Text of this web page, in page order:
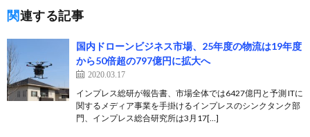
関連する記事
国内ドローンビジネス市場、25年度の物流は19年度
から50倍超の797億円に拡大へ
2020.03.17
インプレス総研が報告書、市場全体では6427億円と予測 ITに
関するメディア事業を手掛けるインプレスのシンクタンク部
門、インプレス総合研究所は3月17[…]